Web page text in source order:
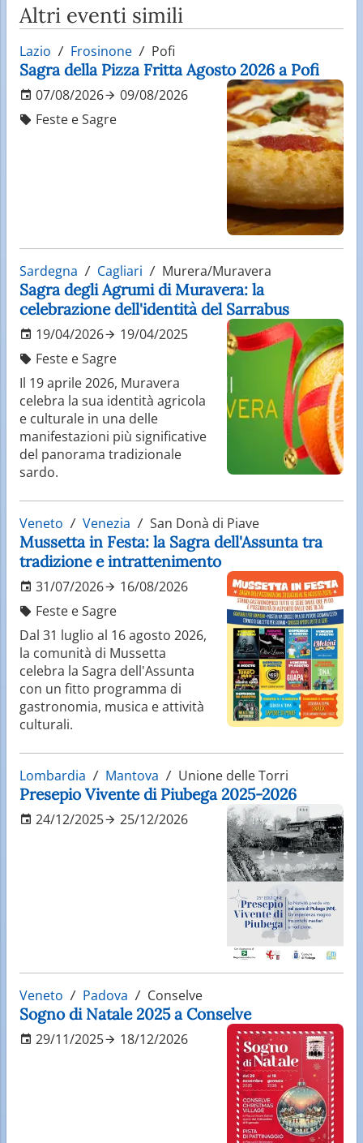
Altri eventi simili
Lazio Frosinone Pofi
Sagra della Pizza Fritta Agosto 2026 a Pofi
07/08/2026
09/08/2026
Feste e Sagre
Sardegna Cagliari Murera/Muravera
Sagra degli Agrumi di Muravera: la
celebrazione dell'identità del Sarrabus
19/04/2026
19/04/2025
Feste e Sagre
Il 19 aprile 2026, Muravera
celebra la sua identità agricola
e culturale in una delle
manifestazioni più significative
del panorama tradizionale
sardo.
Veneto Venezia San Donà di Piave
Mussetta in Festa: la Sagra dell'Assunta tra
tradizione e intrattenimento
31/07/2026
16/08/2026
Feste e Sagre
Dal 31 luglio al 16 agosto 2026,
la comunità di Mussetta
celebra la Sagra dell'Assunta
con un fitto programma di
gastronomia, musica e attività
culturali.
Lombardia Mantova Unione delle Torri
Presepio Vivente di Piubega 2025-2026
24/12/2025 25/12/2026
Veneto Padova Conselve
Sogno di Natale 2025 a Conselve
29/11/2025 18/12/2026